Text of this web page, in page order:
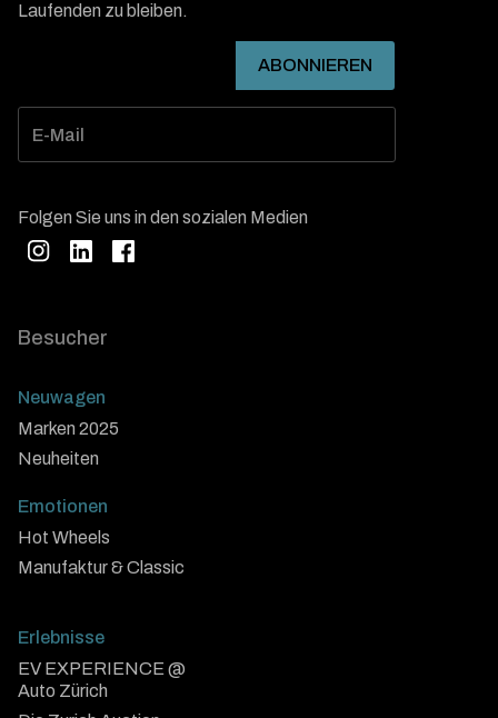
Laufenden zu bleiben.
Folgen Sie uns in den sozialen Medien
Besucher
Neuwagen
Marken 2025
Neuheiten
Emotionen
Hot Wheels
Manufaktur & Classic
Erlebnisse
EV EXPERIENCE @
Auto Zürich